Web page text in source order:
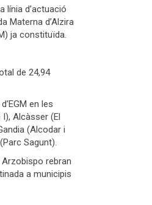
línia d’actuació
Materna d’Alzira
ja constituïda.
de 24,94
en les
Alcàsser (El
(Alcodar i
Sagunt).
Arzobispo rebran
a municipis